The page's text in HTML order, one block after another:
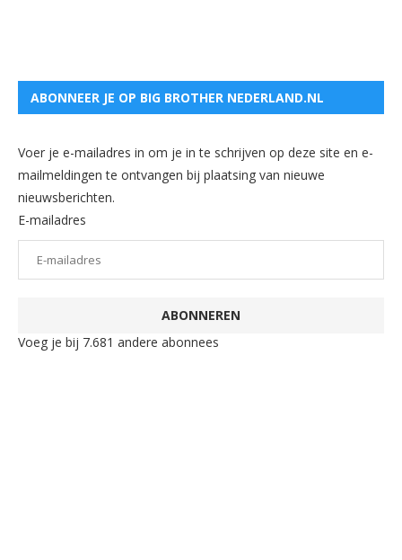
ABONNEER JE OP BIG BROTHER NEDERLAND.NL
Voer je e-mailadres in om je in te schrijven op deze site en e-
mailmeldingen te ontvangen bij plaatsing van nieuwe
nieuwsberichten.
E-mailadres
ABONNEREN
Voeg je bij 7.681 andere abonnees